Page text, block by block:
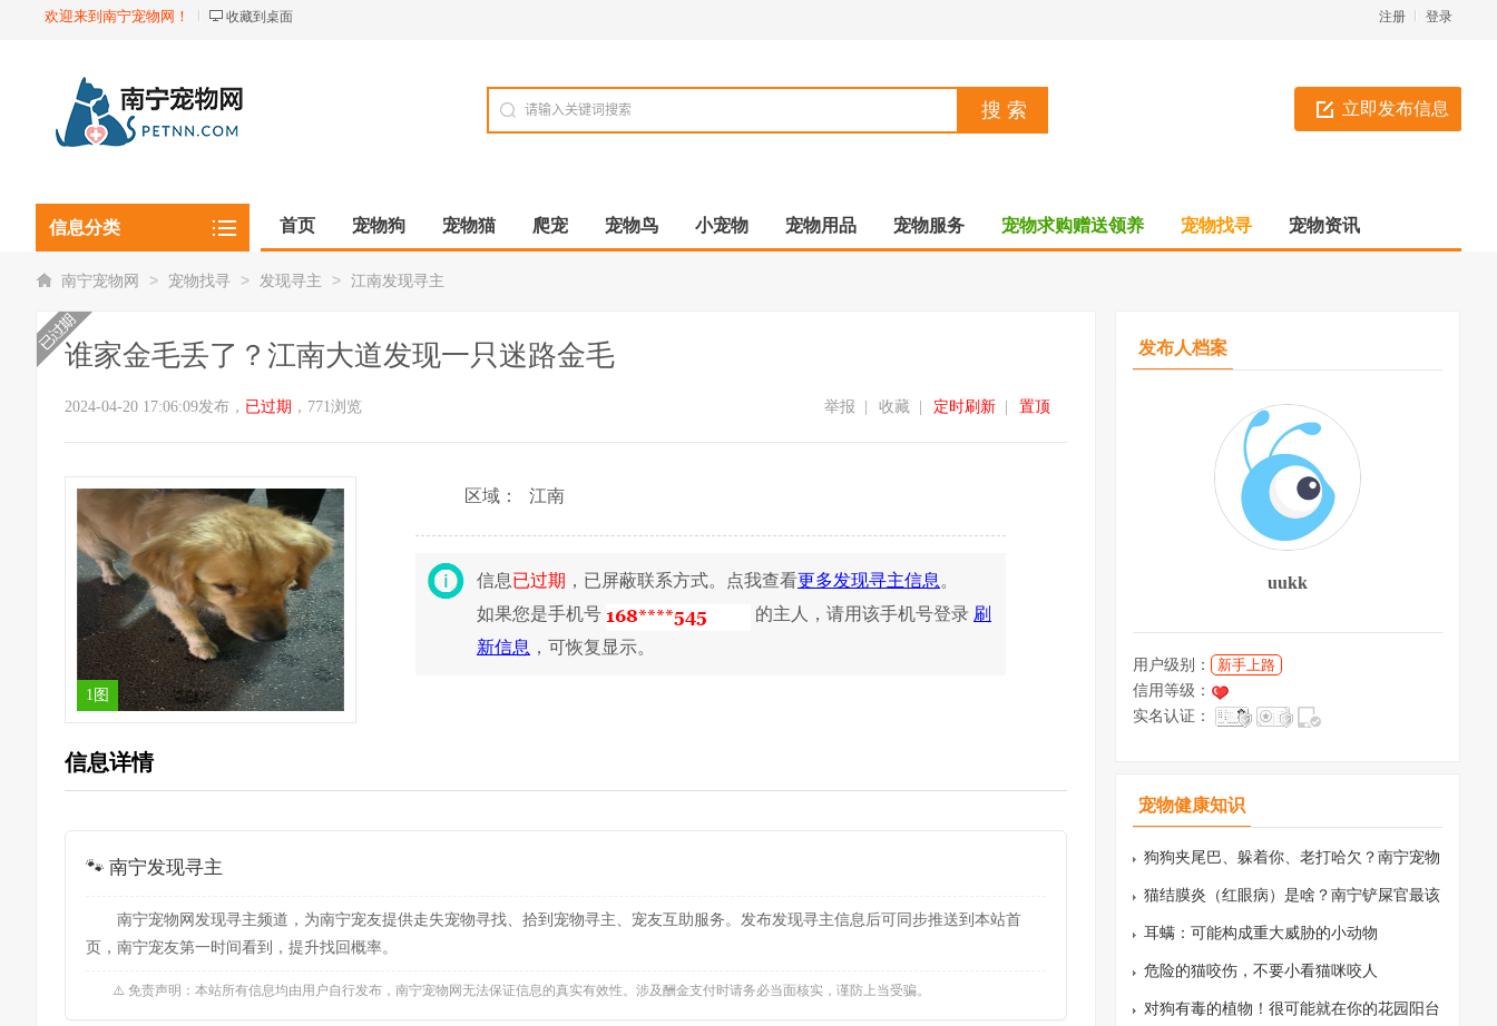
欢迎来到南宁宠物网！ 收藏到桌面 登录
注册
立即发布信息
信息分类 首页 宠物狗 宠物猫 爬宠 宠物鸟 小宠物 宠物用品 宠物服务 宠物求购赠送领养 宠物找寻 宠物资讯
观赏植物 观赏鱼虾
南宁宠物网 > 宠物找寻 > 发现寻主 > 江南发现寻主
谁家金毛丢了？江南大道发现一只迷路金毛
2024-04-20 17:06:09发布， 已过期 ，771浏览 置顶
定时刷新
收藏
举报
1图
区域： 江南
信息已过期 ，已屏蔽联系方式。点我查看更多发现寻主信息 。
如果您是手机号
的主人，请用该手机号登录 刷
新信息 ，可恢复显示。
信息详情
🐾 南宁发现寻主
南宁宠物网发现寻主频道，为南宁宠友提供走失宠物寻找、拾到宠物寻主、宠友互助服务。发布发现寻主信息后可同步推送到本站首
页，南宁宠友第一时间看到，提升找回概率。
⚠️ 免责声明：本站所有信息均由用户自行发布，南宁宠物网无法保证信息的真实有效性。涉及酬金支付时请务必当面核实，谨防上当受骗。
发布人档案
uukk
用户级别：
新手上路
信用等级：
实名认证：
宠物健康知识
狗狗夹尾巴、躲着你、老打哈欠？南宁宠物
主读懂这几种肢体语言，才懂它怕什么
猫结膜炎（红眼病）是啥？南宁铲屎官最该
知道的识别与护理指南
耳螨：可能构成重大威胁的小动物
危险的猫咬伤，不要小看猫咪咬人
对狗有毒的植物！很可能就在你的花园阳台